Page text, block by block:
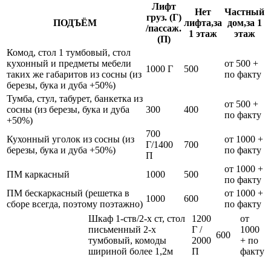
ПОДЪЁМ
Лифт
груз. (Г)
/пассаж.
(П)
Нет
лифта,за
1 этаж
Частный
дом,за 1
этаж
Комод, стол 1 тумбовый, стол
кухонный и предметы мебели
таких же габаритов из сосны (из
березы, бука и дуба +50%)
1000 Г 500
от 500 +
по факту
Тумба, стул, табурет, банкетка из
сосны (из березы, бука и дуба
+50%)
300 400
от 500 +
по факту
Кухонный уголок из сосны (из
березы, бука и дуба +50%)
700
Г/1400
П
700
от 1000 +
по факту
ПМ каркасный 1000 500
от 1000 +
по факту
ПМ бескаркасный (решетка в
сборе всегда, поэтому поэтажно)
1000 600
от 1000 +
по факту
Шкаф 1-ств/2-х ст, стол
письменный 2-х
тумбовый, комоды
шириной более 1,2м
1200
Г /
2000
П
600
от
1000
+ по
факту